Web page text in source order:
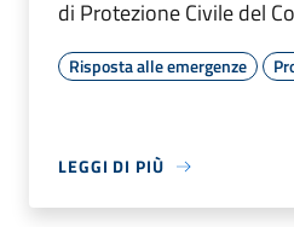
di Protezione Civile del
Risposta alle emergenze
LEGGI DI PIÙ